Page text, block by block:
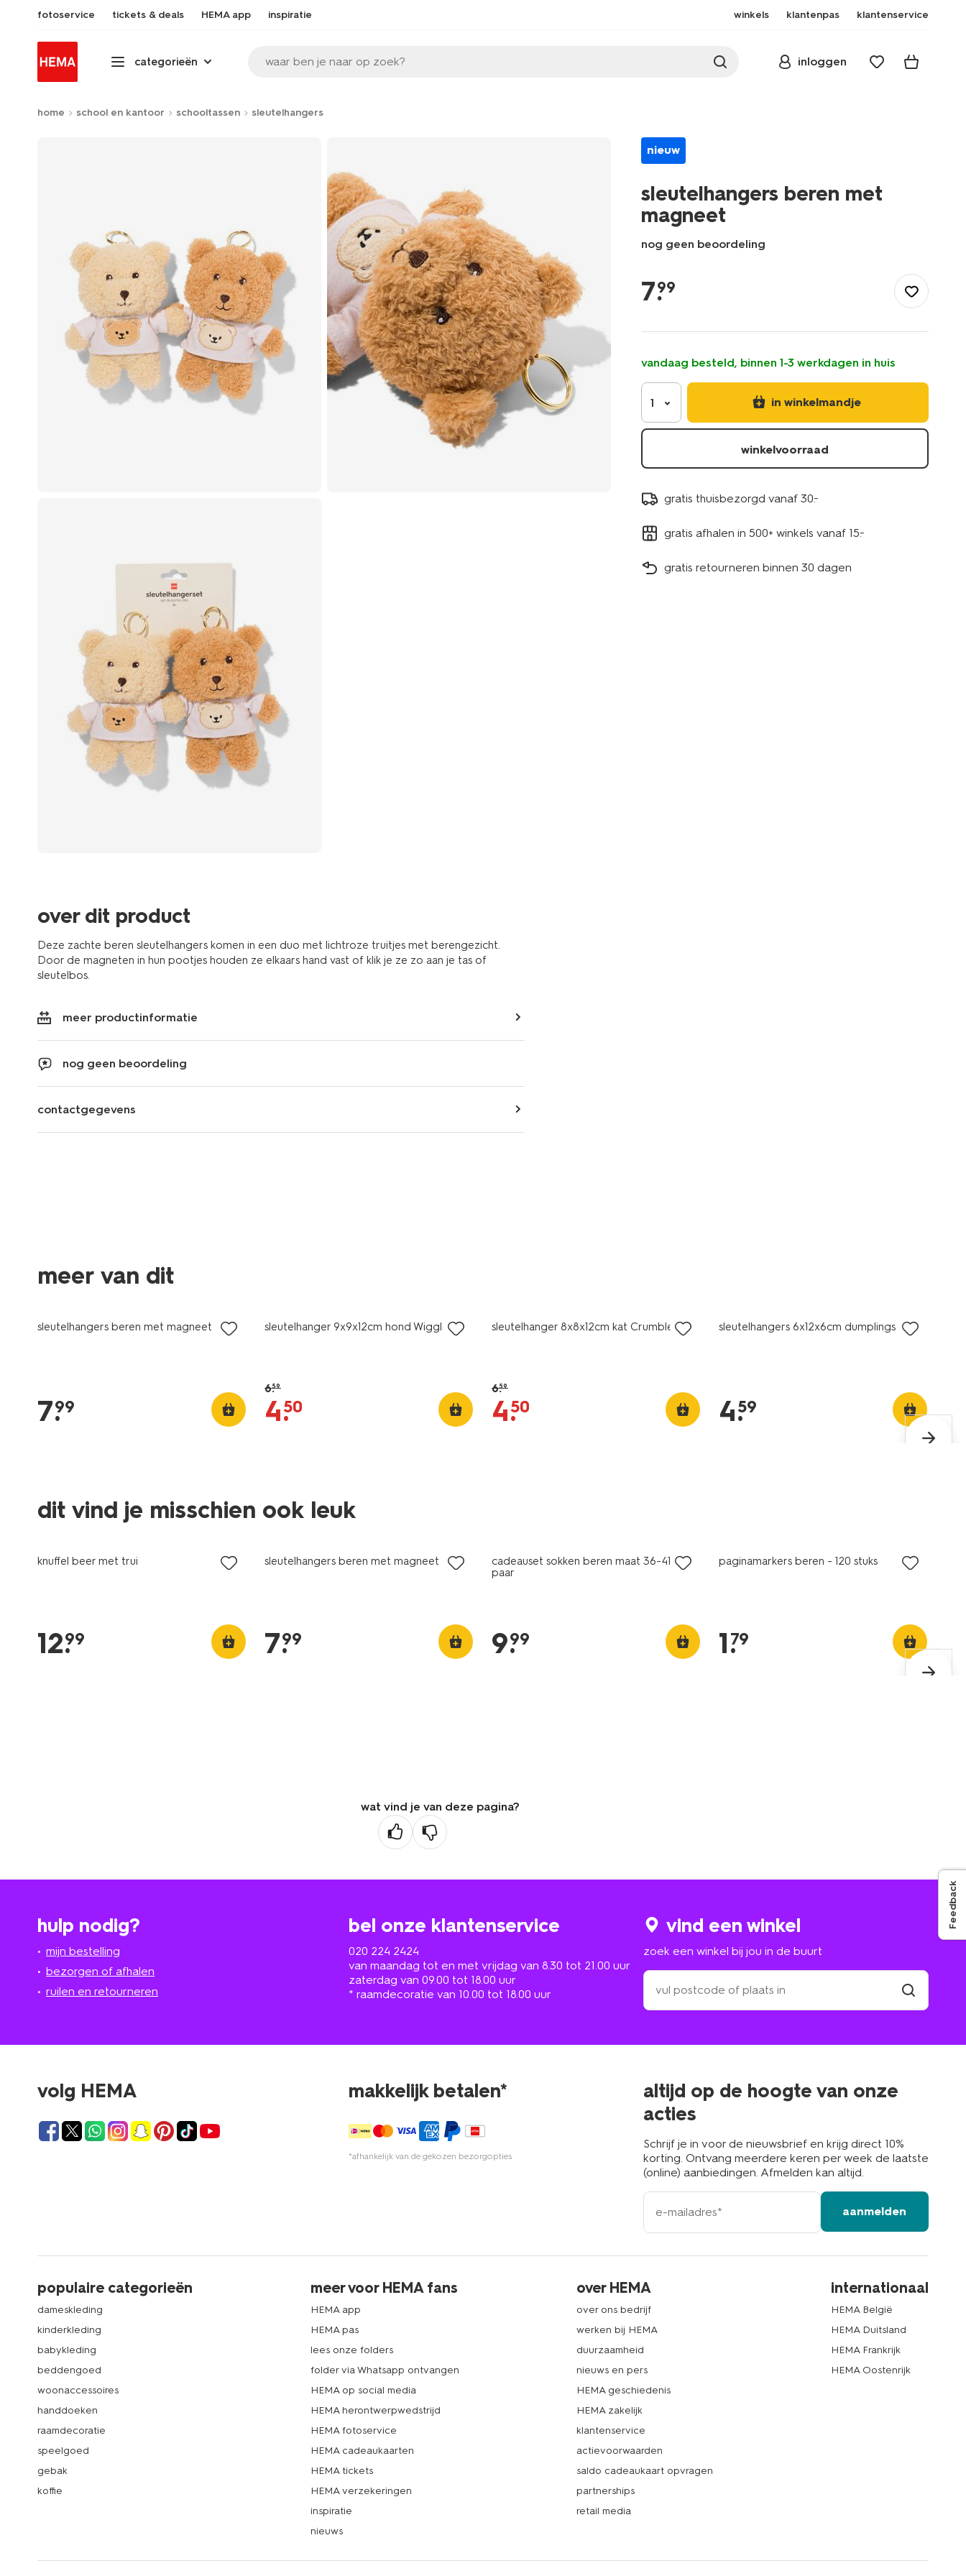
fotoservice tickets & deals HEMA app inspiratie winkels klantenpas klantenservice
categorieën waar ben je naar op zoek? inloggen
home school en kantoor schooltassen sleutelhangers
over dit product
Deze zachte beren sleutelhangers komen in een duo met lichtroze truitjes met berengezicht.
Door de magneten in hun pootjes houden ze elkaars hand vast of klik je ze zo aan je tas of
sleutelbos.
meer productinformatie
nog geen beoordeling
contactgegevens
nieuw
sleutelhangers beren met
magneet
nog geen beoordeling
kantoor/schooltassen/sleutelhangers/sleutelhangers-
beren-
7.
99
vandaag besteld, binnen 1-3 werkdagen in huis
1 in winkelmandje
winkelvoorraad
gratis thuisbezorgd vanaf 30.-
gratis afhalen in 500+ winkels vanaf 15.-
gratis retourneren binnen 30 dagen
meer van dit
sleutelhangers beren met magneet
7.
99
sleutelhanger 9x9x12cm hond Wiggles
6.59
4.
50
sleutelhanger 8x8x12cm kat Crumbles
6.59
4.
50
sleutelhangers 6x12x6cm dumplings
4.
59
dit vind je misschien ook leuk
knuffel beer met trui
12.
99
sleutelhangers beren met magneet
7.
99
cadeauset sokken beren maat 36-41 - 7
paar
9.
99
paginamarkers beren - 120 stuks
1.
79
wat vind je van deze pagina?
hulp nodig?
mijn bestelling
bezorgen of afhalen
ruilen en retourneren
bel onze klantenservice
020 224 2424
van maandag tot en met vrijdag van 8.30 tot 21.00 uur
zaterdag van 09.00 tot 18.00 uur
* raamdecoratie van 10.00 tot 18.00 uur
vind een winkel
zoek een winkel bij jou in de buurt
zoek
een
winkel
in
volg HEMA makkelijk betalen*
*afhankelijk van de gekozen bezorgopties
altijd op de hoogte van onze
acties
Schrijf je in voor de nieuwsbrief en krijg direct 10%
korting. Ontvang meerdere keren per week de laatste
(online) aanbiedingen. Afmelden kan altijd.
e-
mailadres
aanmelden
populaire categorieën
dameskleding
kinderkleding
babykleding
beddengoed
woonaccessoires
handdoeken
raamdecoratie
speelgoed
gebak
koffie
meer voor HEMA fans
HEMA app
HEMA pas
lees onze folders
folder via Whatsapp ontvangen
HEMA op social media
HEMA herontwerpwedstrijd
HEMA fotoservice
HEMA cadeaukaarten
HEMA tickets
HEMA verzekeringen
inspiratie
nieuws
over HEMA
over ons bedrijf
werken bij HEMA
duurzaamheid
nieuws en pers
HEMA geschiedenis
HEMA zakelijk
klantenservice
actievoorwaarden
saldo cadeaukaart opvragen
partnerships
retail media
internationaal
HEMA België
HEMA Duitsland
HEMA Frankrijk
HEMA Oostenrijk
Feedback